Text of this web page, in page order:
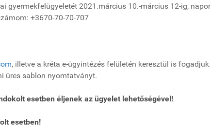
gyermekfelügyeletét 2021.március 10.-március 12-ig,
+3670-70-70-707
, illetve a kréta e-ügyintézés felületén keresztül is
üres sablon nyomtatványt.
esetben éljenek az ügyelet lehetőségével!
esetben!